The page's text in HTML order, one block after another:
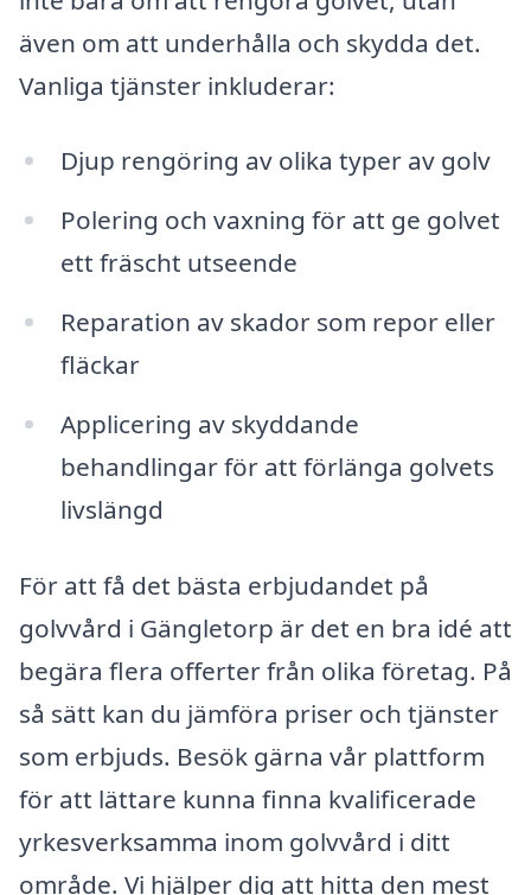
även om att underhålla och skydda det.
Vanliga tjänster inkluderar:
Djup rengöring av olika typer av golv
Polering och vaxning för att ge golvet
ett fräscht utseende
Reparation av skador som repor eller
fläckar
Applicering av skyddande
behandlingar för att förlänga golvets
livslängd
För att få det bästa erbjudandet på
golvvård i Gängletorp är det en bra idé att
begära flera offerter från olika företag. På
så sätt kan du jämföra priser och tjänster
som erbjuds. Besök gärna vår plattform
för att lättare kunna finna kvalificerade
yrkesverksamma inom golvvård i ditt
område. Vi hjälper dig att hitta den mest